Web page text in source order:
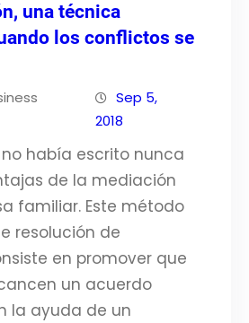
una técnica
los conflictos se
Sep 5,
2018
había escrito nunca
de la mediación
familiar. Este método
resolución de
en promover que
un acuerdo
la ayuda de un